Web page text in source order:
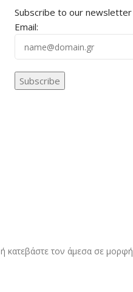
Subscribe to our newsletter
Email:
ή κατεβάστε τον άμεσα σε μορφή